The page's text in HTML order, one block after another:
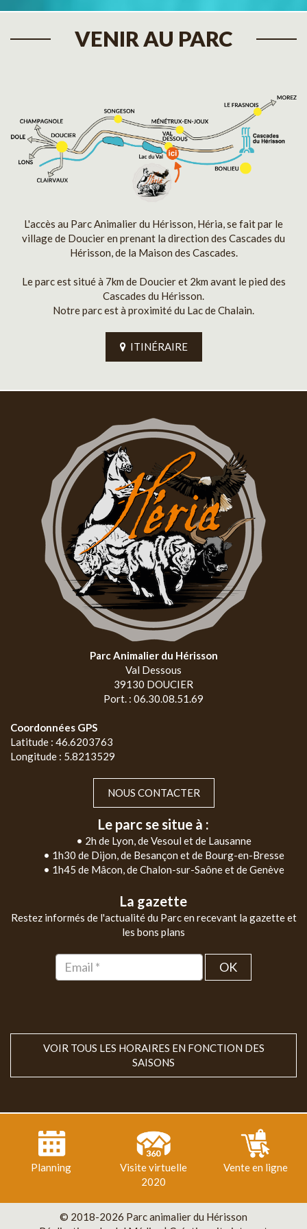
VENIR AU PARC
L'accès au Parc Animalier du Hérisson, Héria, se fait par le
village de Doucier en prenant la direction des Cascades du
Hérisson, de la Maison des Cascades.
Le parc est situé à 7km de Doucier et 2km avant le pied des
Cascades du Hérisson.
Notre parc est à proximité du Lac de Chalain.
ITINÉRAIRE
Parc Animalier du Hérisson
Val Dessous
39130 DOUCIER
Port. : 06.30.08.51.69
Coordonnées GPS
Latitude : 46.6203763
Longitude : 5.8213529
NOUS CONTACTER
Le parc se situe à :
• 2h de Lyon, de Vesoul et de Lausanne
• 1h30 de Dijon, de Besançon et de Bourg-en-Bresse
• 1h45 de Mâcon, de Chalon-sur-Saône et de Genève
La gazette
Restez informés de l'actualité du Parc en recevant la gazette et
les bons plans
OK
VOIR TOUS LES HORAIRES EN FONCTION DES
SAISONS
Planning
Visite virtuelle
2020
Vente en ligne
© 2018-2026 Parc animalier du Hérisson